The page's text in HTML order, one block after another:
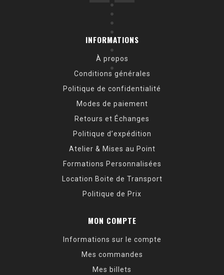
●
●
●
●
●
●
●
●
INFORMATIONS
À propos
Conditions générales
Politique de confidentialité
Modes de paiement
Retours et Échanges
Politique d’expédition
Atelier & Mises au Point
Formations Personnalisées
Location Boite de Transport
Politique de Prix
MON COMPTE
Informations sur le compte
Mes commandes
Mes billets